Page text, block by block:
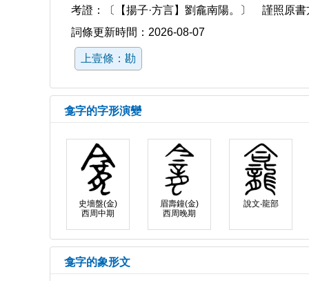
考證：〔【揚子·方言】劉龕南陽。〕 謹照原書
詞條更新時間：2026-08-07
上壹條：勘
龛字的字形演變
史墻盤(金)
西周中期
眉壽鐘(金)
西周晚期
說文‧龍部
龛字的象形文